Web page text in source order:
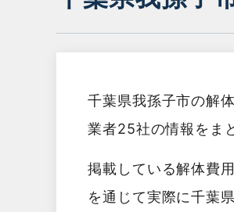
千葉県我孫子市の解
業者25社の情報をま
掲載している解体費
を通じて実際に千葉